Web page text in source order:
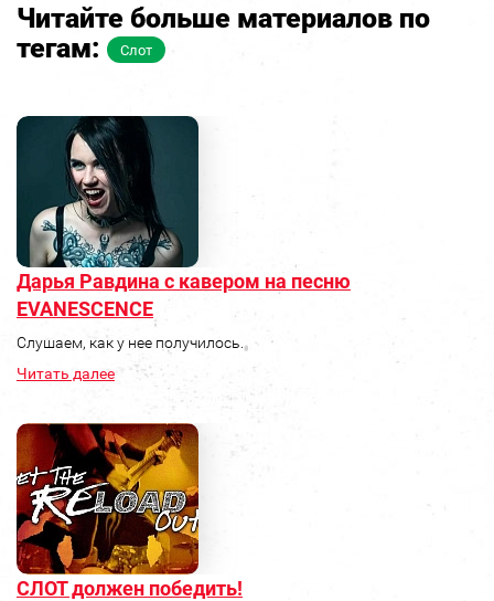
Читайте больше материалов по
тегам:
Слот
Дарья Равдина с кавером на песню
EVANESCENCE
Слушаем, как у нее получилось.
Читать далее
СЛОТ должен победить!